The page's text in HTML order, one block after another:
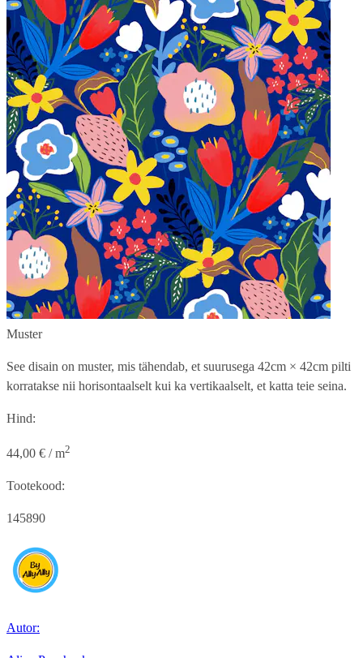
Muster
See disain on muster, mis tähendab, et suurusega 42cm × 42cm pilti
korratakse nii horisontaalselt kui ka vertikaalselt, et katta teie seina.
Hind:
44,00 € / m2
Tootekood:
145890
Autor: